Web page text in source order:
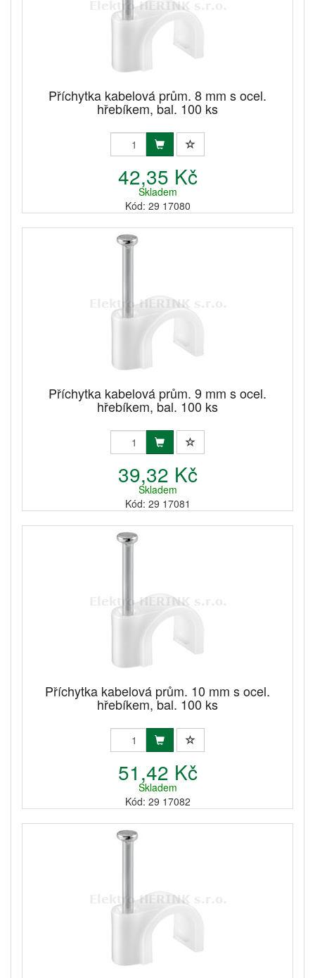
Příchytka kabelová prům. 8 mm s ocel.
hřebíkem, bal. 100 ks
42,35 Kč
Skladem
Kód: 29 17080
Příchytka kabelová prům. 9 mm s ocel.
hřebíkem, bal. 100 ks
39,32 Kč
Skladem
Kód: 29 17081
Příchytka kabelová prům. 10 mm s ocel.
hřebíkem, bal. 100 ks
51,42 Kč
Skladem
Kód: 29 17082